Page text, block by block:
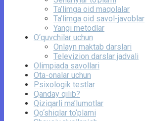
Ta’limga oid maqolalar
Ta’limga oid savol-javoblar
Yangi metodlar
O‘quvchilar uchun
Onlayn maktab darslari
Televizion darslar jadvali
Olimpiada savollari
Ota-onalar uchun
Psixologik testlar
Qanday qilib?
Qiziqarli ma’lumotlar
Qo‘shiqlar to‘plami